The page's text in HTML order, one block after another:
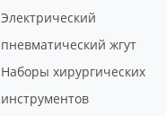
Электрический
пневматический жгут
Наборы хирургических
инструментов